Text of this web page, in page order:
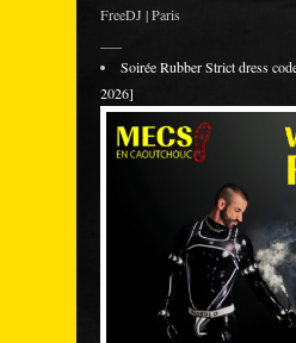
FreeDJ | Paris
Soirée Rubber Strict dress
2026]